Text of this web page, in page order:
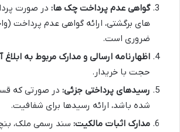
گواهی عدم پرداخت چک ها: در صورت
های برگشتی، ارائه گواهی عدم پرداخت
ضروری است.
اظهارنامه ارسالی و مدارک مربوط به ابلاغ
حجت با خریدار.
رسیدهای پرداختی جزئی: در صورتی که
شده باشد، ارائه رسیدها برای شفافیت.
مدارک اثبات مالکیت: سند رسمی ملک،